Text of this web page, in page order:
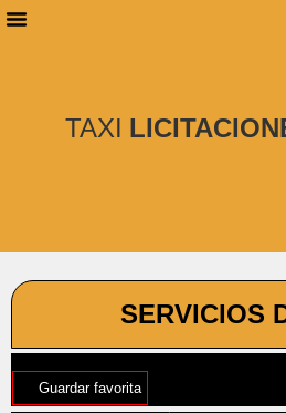
TAXI
SERVICIOS
Guardar favorita